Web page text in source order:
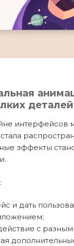
деталей
интерфейсов
эффекты
и дать
с